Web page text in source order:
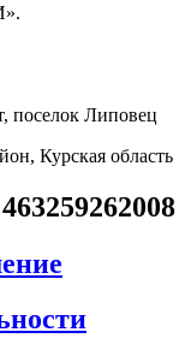
поселок Липовец
Курская область